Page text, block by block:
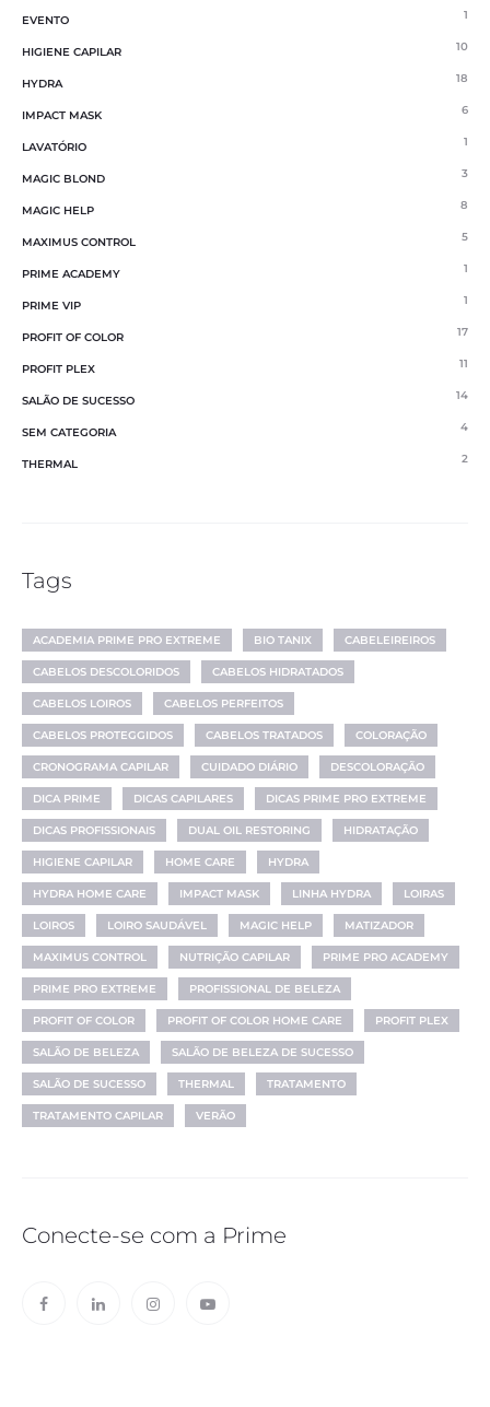
EVENTO 1
HIGIENE CAPILAR 10
HYDRA 18
IMPACT MASK 6
LAVATÓRIO 1
MAGIC BLOND 3
MAGIC HELP 8
MAXIMUS CONTROL 5
PRIME ACADEMY 1
PRIME VIP 1
PROFIT OF COLOR 17
PROFIT PLEX 11
SALÃO DE SUCESSO 14
SEM CATEGORIA 4
THERMAL 2
Tags
ACADEMIA PRIME PRO EXTREME BIO TANIX CABELEIREIROS
CABELOS DESCOLORIDOS CABELOS HIDRATADOS
CABELOS LOIROS CABELOS PERFEITOS
CABELOS PROTEGGIDOS CABELOS TRATADOS COLORAÇÃO
CRONOGRAMA CAPILAR CUIDADO DIÁRIO DESCOLORAÇÃO
DICA PRIME DICAS CAPILARES DICAS PRIME PRO EXTREME
DICAS PROFISSIONAIS DUAL OIL RESTORING HIDRATAÇÃO
HIGIENE CAPILAR HOME CARE HYDRA
HYDRA HOME CARE IMPACT MASK LINHA HYDRA LOIRAS
LOIROS LOIRO SAUDÁVEL MAGIC HELP MATIZADOR
MAXIMUS CONTROL NUTRIÇÃO CAPILAR PRIME PRO ACADEMY
PRIME PRO EXTREME PROFISSIONAL DE BELEZA
PROFIT OF COLOR PROFIT OF COLOR HOME CARE PROFIT PLEX
SALÃO DE BELEZA SALÃO DE BELEZA DE SUCESSO
SALÃO DE SUCESSO THERMAL TRATAMENTO
TRATAMENTO CAPILAR VERÃO
Conecte-se com a Prime